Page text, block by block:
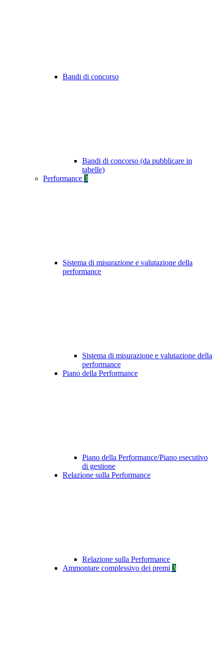
Bandi di concorso
Bandi di concorso (da pubblicare in
tabelle)
Performance 3
Sistema di misurazione e valutazione della
performance
Sistema di misurazione e valutazione della
performance
Piano della Performance
Piano della Performance/Piano esecutivo
di gestione
Relazione sulla Performance
Relazione sulla Performance
Ammontare complessivo dei premi 3